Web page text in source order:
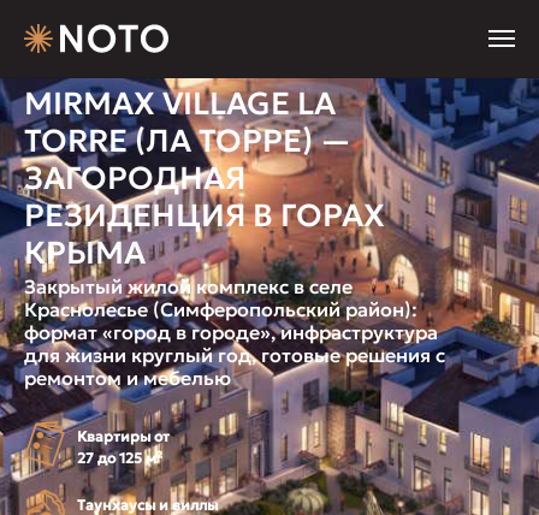
Квартиры от
27 до 125 м²
Таунхаусы и виллы
Закрытый жилой комплекс в селе
Краснолесье (Симферопольский район):
формат «город в городе», инфраструктура
для жизни круглый год, готовые решения с
ремонтом и мебелью
MIRMAX VILLAGE LA
TORRE (ЛА ТОРРЕ) —
ЗАГОРОДНАЯ
РЕЗИДЕНЦИЯ В ГОРАХ
КРЫМА